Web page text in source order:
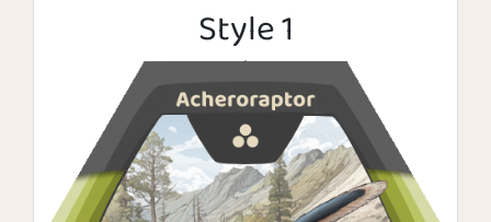
Style 1